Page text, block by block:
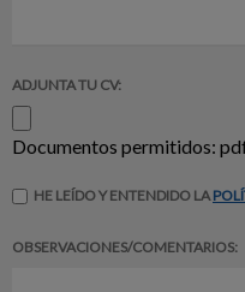
ADJUNTA TU CV:
Documentos permitidos:
HE LEÍDO Y ENTENDIDO LA
OBSERVACIONES/COMENTARIOS: